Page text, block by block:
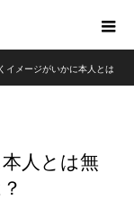
イメージがいかに本人とは
人とは無